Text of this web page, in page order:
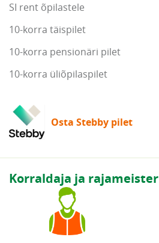
SI rent õpilastele
10-korra täispilet
10-korra pensionäri pilet
10-korra üliõpilaspilet
Osta Stebby pilet
Korraldaja ja rajameister